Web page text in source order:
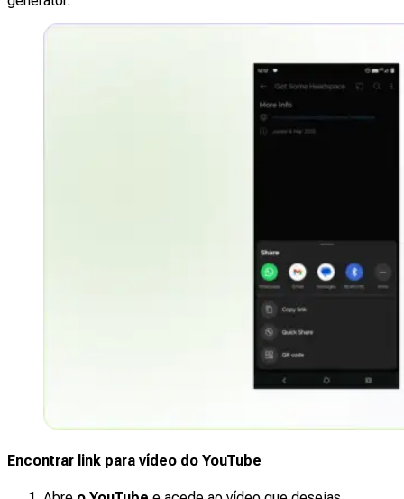
Encontrar link para vídeo do YouTube